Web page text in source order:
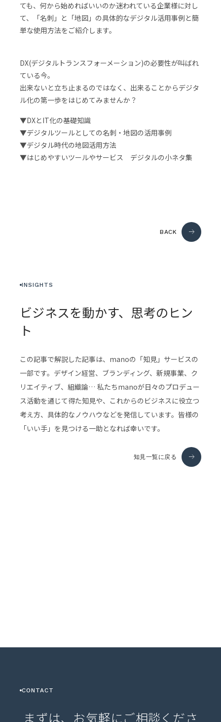
ても、何から始めればいいのか迷われている企業様に対し
て、「名刺」と「地図」の具体的なデジタル活用事例と簡
単な使用方法をご紹介します。
DX(デジタルトランスフォーメーション)の必要性が叫ばれ
ている今。
出来ないと立ち止まるのではなく、出来ることからデジタ
ル化の第一歩をはじめてみませんか？
▼DXとIT化の基礎知識
▼デジタルツールとしての名刺・地図の活用事例
▼デジタル時代の地図活用方法
▼はじめやすいツールやサービス デジタルの小ネタ集
BACK
INSIGHTS
ビジネスを動かす、思考のヒン
ト
この記事で解説した記事は、manoの「知見」サービスの
一部です。デザイン経営、ブランディング、新規事業、ク
リエイティブ、組織論… 私たちmanoが日々のプロデュー
ス活動を通じて得た知見や、これからのビジネスに役立つ
考え方、具体的なノウハウなどを発信しています。皆様の
「いい手」を見つける一助となれば幸いです。
知見一覧に戻る
CONTACT
まずは、お気軽にご相談くださ